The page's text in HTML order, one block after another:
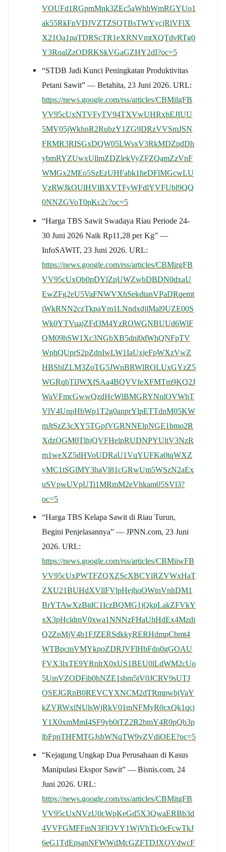
VOUFd1RGpmMnk3ZEc5aWhhWmRGYUo1
ak55RkFnVDJVZTZSQTBsTWYycjRlVFlX
X21Oa1paTDRScTR1eXRNVmtXQTdvRTg0
Y3RoalZzODRKSkVGaGZHY2dI?oc=5
“STDB Jadi Kunci Peningkatan Produktivitas
Petani Sawit” — Betahita, 23 Juni 2026. URL:
https://news.google.com/rss/articles/CBMilgFB
VV95cUxNTVFyTV94TXVwUHRxbEJIUU
5MV05jWkhnR2RubzY1ZG9DRzVVSmJSN
FRMR3RISGxDQW05LWsxV3RkMDZpdDh
ybmRYZUwxUllmZDZlekVyZFZQamZzVnF
WMGx2MEo5SzEzUHFabk1heDFlMGcwLU
VzRWJkOUlHVlBXVTFyWFdlYVFUbl9QQ
0NNZGVoT0pKc2c?oc=5
“Harga TBS Sawit Swadaya Riau Periode 24-
30 Juni 2026 Naik Rp11,28 per Kg” —
InfoSAWIT, 23 Juni 2026. URL:
https://news.google.com/rss/articles/CBMirgFB
VV95cUxOb0pDYlZpUWZwbDBDN0dxaU
EwZFg2eU5VaFNWVXhSekdtanVPaDRqemt
iWkRNN2czTkpaYm1LNndxdjlMal9UZE00S
Wk0YTVuajZFd3M4YzROWGNBUUd6WlF
QM09hSW1Xc3NGbXB5dnl0dWhQNFpTV
WphQUprS2pZdnIwLW1IaUxjeFpWXzVwZ
HBSblZLM3ZoTG5JWnBRWlROLUxGYzZ5
WGRqbTlJWXfSAa4BQVVfeXFMTm9KQ2J
WaVFmcGwwQzdHcWlBMGRYNnlOVWhT
VlV4UnpHbWp1T2g0anprYlpETTdnM05KW
mJtSzZ3cXY5TGpfVGRNNElpNGE1bmo2R
XdzOGM0TlhjQVFHelpRUDNPYUltV3NzR
m1weXZ5dHVoUDRaU1VqYUFKa0tqWXZ
yMC1tSGlMY3haVl81cGRwUm5WSzN2aEx
uSVpwUVpUTi1MRmM2eVhkam05SVl3?
oc=5
“Harga TBS Kelapa Sawit di Riau Turun,
Begini Penjelasannya” — JPNN.com, 23 Juni
2026. URL:
https://news.google.com/rss/articles/CBMiiwFB
VV95cUxPWTFZQXZScXBCYlRZVWxHaT
ZXU21BUHdXVllFVlpHejhoOWtnVnhDM1
BrYTAwXzBtdC1IczBQMG1jQkpLakZFVkY
xX3pHcldmV0xwa1NNNzFHaUhHdEx4Mzdi
Q2ZnMjV4b1FJZERSdkkyRERHdmpCbmt4
WTBpcmVMYkpoZDRJVFlHbFdn0gGOAU
FVX3lxTE9YRnlrX0xUS1BEU0lLdWM2cUo
5UmVZODFib0hNZE1sbm5tV0JCRV9sUTJ
OSEJGRnB0REVCYXNCM2dTRmpwbjVaY
kZVRWxlNUlsWjRkV01mNFMyR0cxQk1qcj
Y1X0xmMmI4SF9yb0tTZ2R2bmY4R0pQb3p
lbFpnTHFMTGJsbWNqTW9vZVdiOEE?oc=5
“Kejagung Ungkap Dua Perusahaan di Kasus
Manipulasi Ekspor Sawit” — Bisnis.com, 24
Juni 2026. URL:
https://news.google.com/rss/articles/CBMitgFB
VV95cUxNVzU0cWpKeGd5X3QwaERBb3d
4VVFGMFFmN3FlOVY1WjVhTlc0eFcwTkJ
6eG1TdEpsanNFWWdMcGZFTDJXOVdwcF